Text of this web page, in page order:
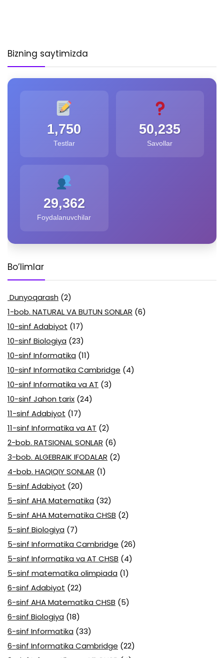
Bizning saytimizda
1,750
Testlar
50,235
Savollar
29,362
Foydalanuvchilar
Bo’limlar
Dunyoqarash (2)
1-bob. NATURAL VA BUTUN SONLAR (6)
10-sinf Adabiyot (17)
10-sinf Biologiya (23)
10-sinf Informatika (11)
10-sinf Informatika Cambridge (4)
10-sinf Informatika va AT (3)
10-sinf Jahon tarix (24)
11-sinf Adabiyot (17)
11-sinf Informatika va AT (2)
2-bob. RATSIONAL SONLAR (6)
3-bob. ALGEBRAIK IFODALAR (2)
4-bob. HAQIQIY SONLAR (1)
5-sinf Adabiyot (20)
5-sinf AHA Matematika (32)
5-sinf AHA Matematika CHSB (2)
5-sinf Biologiya (7)
5-sinf Informatika Cambridge (26)
5-sinf Informatika va AT CHSB (4)
5-sinf matematika olimpiada (1)
6-sinf Adabiyot (22)
6-sinf AHA Matematika CHSB (5)
6-sinf Biologiya (18)
6-sinf Informatika (33)
6-sinf Informatika Cambridge (22)